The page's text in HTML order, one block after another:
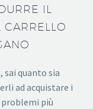
IL
sai quanto sia
ad acquistare i
più